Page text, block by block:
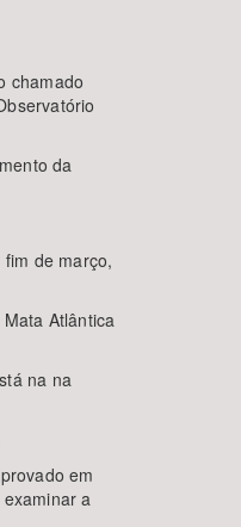
BUSCAR
chamado
da
de março,
Atlântica
na na
em
a